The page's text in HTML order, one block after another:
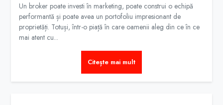
Un broker poate investi în marketing, poate construi o echipă
performantă și poate avea un portofoliu impresionant de
proprietăți. Totuși, într-o piață în care oamenii aleg din ce în ce
mai atent cu...
Citește mai mult